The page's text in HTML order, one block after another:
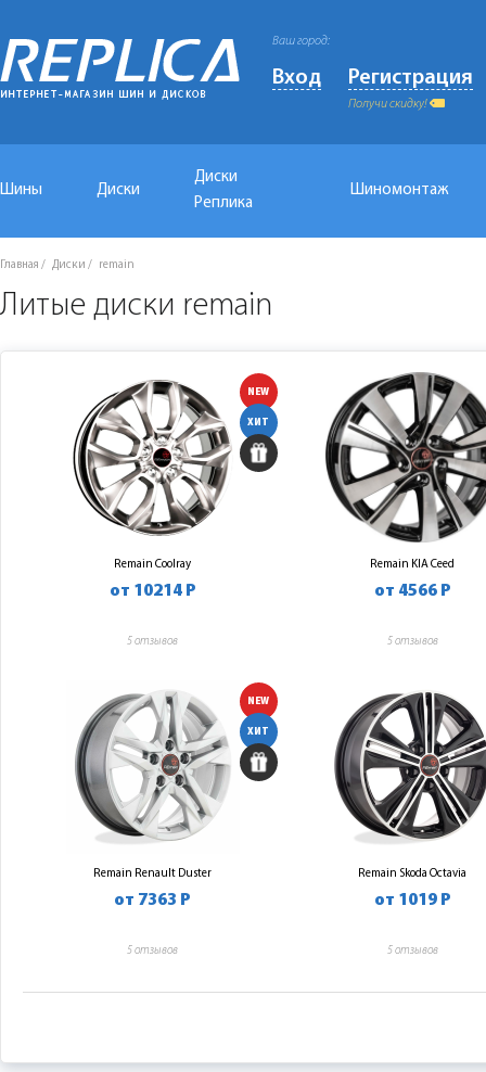
Ваш город:
Вход Регистрация
Получи скидку!
Шины Диски
Диски
Реплика
Шиномонтаж
Главная Диски remain
Литые диски remain
NEW
ХИТ
Remain Coolray
от 10214 Р
5 отзывов
Remain KIA Ceed
от 4566 Р
5 отзывов
NEW
ХИТ
Remain Renault Duster
от 7363 Р
5 отзывов
Remain Skoda Octavia
от 1019 Р
5 отзывов